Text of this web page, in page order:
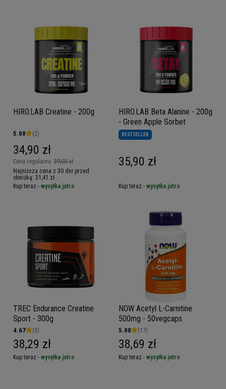
HIRO.LAB Creatine - 200g
5.00 (2)
Cena regularna: 39,00 zł
34,90 zł
Najniższa cena z 30 dni przed
obniżką: 31,41 zł
Kup teraz - wysyłka jutro
HIRO.LAB Beta Alanine - 200g
- Green Apple Sorbet
BESTSELLER
35,90 zł
Kup teraz - wysyłka jutro
TREC Endurance Creatine
Sport - 300g
4.67 (3)
38,29 zł
Kup teraz - wysyłka jutro
NOW Acetyl L-Carnitine
500mg - 50vegcaps
5.00 (17)
38,69 zł
Kup teraz - wysyłka jutro